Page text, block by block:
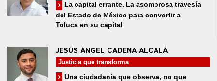
La capital errante. La asombrosa travesía
del Estado de México para convertir a
Toluca en su capital
JESÚS ÁNGEL CADENA ALCALÁ
Justicia que transforma
Una ciudadanía que observa, no que